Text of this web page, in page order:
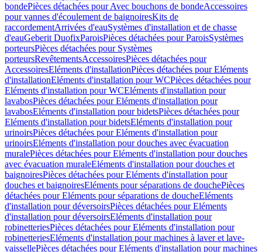
bondePièces détachées pour Avec bouchons de bondeAccessoires
pour vannes d'écoulement de baignoiresKits de
raccordementArrivées d'eauSystèmes d'installation et de chasse
d'eauGeberit DuofixParoisPièces détachées pour ParoisSystèmes
porteursPièces détachées pour Systèmes
porteursRevêtementsAccessoiresPièces détachées pour
AccessoiresEléments d'installationPièces détachées pour Eléments
d'installationEléments d'installation pour WCPièces détachées pour
Eléments d'installation pour WCEléments d'installation pour
lavabosPièces détachées pour Eléments d'installation pour
lavabosEléments d'installation pour bidetsPièces détachées pour
Eléments d'installation pour bidetsEléments d'installation pour
urinoirsPièces détachées pour Eléments d'installation pour
urinoirsEléments d'installation pour douches avec évacuation
muralePièces détachées pour Eléments d'installation pour douches
avec évacuation muraleEléments d'installation pour douches et
baignoiresPièces détachées pour Eléments d'installation pour
douches et baignoiresEléments pour séparations de douchePièces
détachées pour Eléments pour séparations de doucheEléments
d'installation pour déversoirsPièces détachées pour Eléments
d'installation pour déversoirsEléments d'installation pour
robinetteriesPièces détachées pour Eléments d'installation pour
robinetteriesEléments d'installation pour machines à laver et lave-
vaissellePièces détachées pour Eléments d'installation pour machines